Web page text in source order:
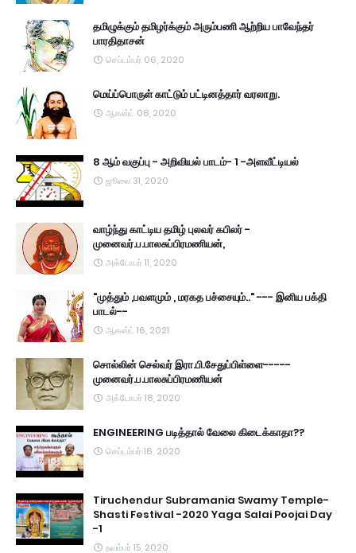
தமிழுக்கும் தமிழர்க்கும் அரும்பணி ஆற்றிய பாவேந்தர்
பாரதிதாசன்
செப்டம்பர் 06, 2020
மெய்ப்பொருள் காட்டும் பட்டினத்தார் வரலாறு.
ஆகஸ்ட் 08, 2020
8 ஆம் வகுப்பு - அறிவியல் பாடம்- 1 -அளவீட்டியல்
ஜூலை 31, 2020
வாழ்ந்து காட்டிய தமிழ் புலவர் கபிலர் -
முனைவர்.ப.பாலசுப்பிரமணியன்,
அக்டோபர் 11, 2020
"முத்தும் ,பவளமும் , மரகத பச்சையும்.." --- இனிய பக்தி
பாடல்--
ஆகஸ்ட் 16, 2021
சொல்லின் செல்வர் இரா.பி.சேதுப்பிள்ளை-----
முனைவர்.ப.பாலசுப்பிரமணியன்
அக்டோபர் 18, 2020
ENGINEERING படித்தால் வேலை கிடைக்காதா??
செப்டம்பர் 16, 2020
Tiruchendur Subramania Swamy Temple-
Shasti Festival -2020 Yaga Salai Poojai Day
-1
நவம்பர் 15, 2020